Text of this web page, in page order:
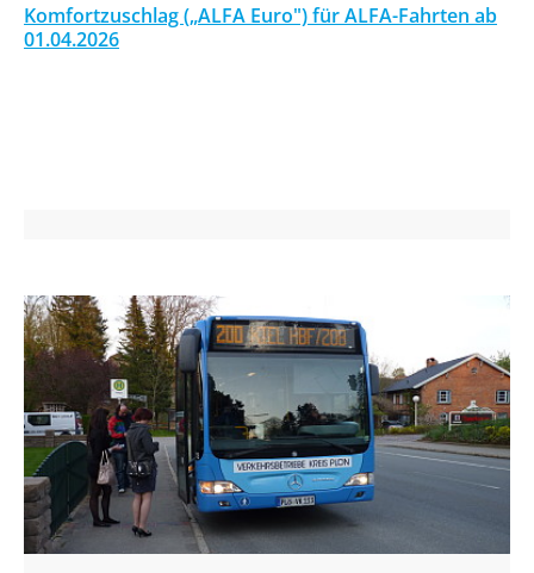
Linienfahrpläne
Liniennetzpläne
Weitere Verkehrsunternehmen
ABO
Online bestellen
Die häufigsten Fragen
Hinweise zu Erwachsenenmonatskarten
Deutschland-Schulticket
Komfortzuschlag („ALFA Euro") für ALFA-Fahrten ab
01.04.2026